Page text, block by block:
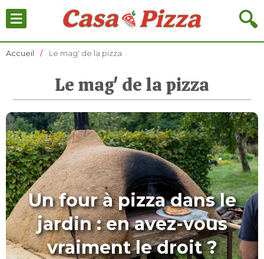
🔍
≡
Accueil Le mag' de la pizza
Le mag' de la pizza
Un four à pizza dans le
jardin : en avez-vous
vraiment le droit ?